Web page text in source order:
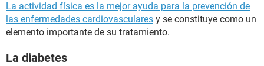
La actividad física es la mejor ayuda para la prevención de
las enfermedades cardiovasculares y se constituye como un
elemento importante de su tratamiento.
La diabetes